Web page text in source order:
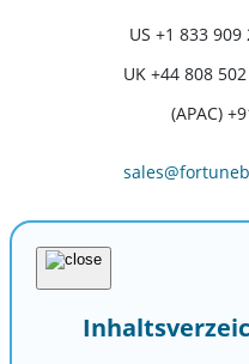
US +1 833
UK +44 808
(APAC)